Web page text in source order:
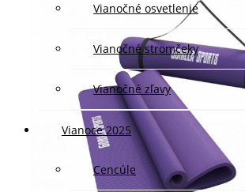
Vianočné osvetlenie
Vianočné stromčeky
Vianočné zľavy
Vianoce 2025
Cencúle